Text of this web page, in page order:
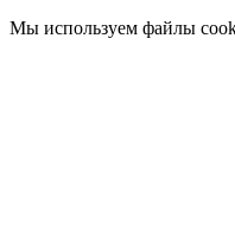
Мы используем файлы